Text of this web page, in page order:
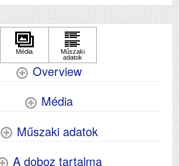
Overview
Média
Műszaki adatok
A doboz tartalma